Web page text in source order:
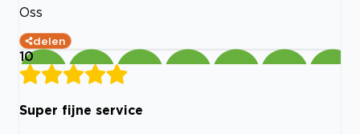
Oss
delen
10
Super fijne service